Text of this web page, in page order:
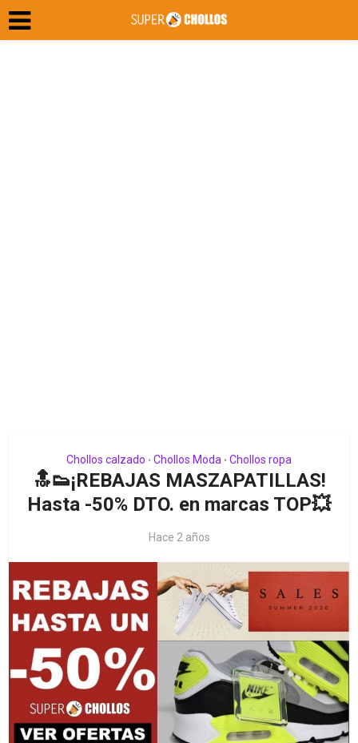
Chollos calzado • Chollos Moda • Chollos ropa
🔝👟¡REBAJAS MASZAPATILLAS!
Hasta -50% DTO. en marcas TOP💥
Hace 2 años